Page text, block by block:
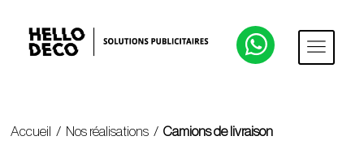
Accueil / Nos réalisations /Camions de livraison